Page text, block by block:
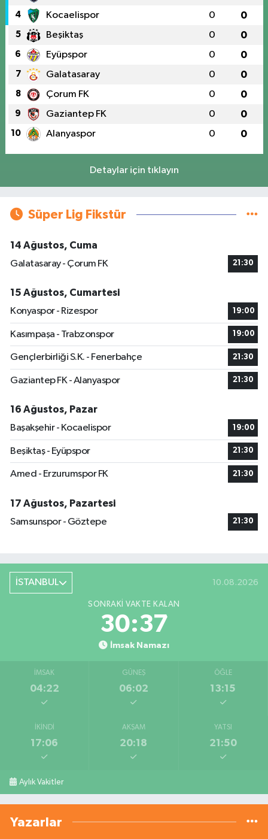
4 Kocaelispor 0 0
5 Beşiktaş 0 0
6 Eyüpspor 0 0
7 Galatasaray 0 0
8 Çorum FK 0 0
9 Gaziantep FK 0 0
10 Alanyaspor 0 0
Detaylar için tıklayın
Süper Lig Fikstür
14 Ağustos, Cuma
Galatasaray - Çorum FK
21:30
15 Ağustos, Cumartesi
Konyaspor - Rizespor
19:00
Kasımpaşa - Trabzonspor 19:00
Gençlerbirliği S.K. - Fenerbahçe 21:30
Gaziantep FK - Alanyaspor 21:30
16 Ağustos, Pazar
Başakşehir - Kocaelispor
19:00
Beşiktaş - Eyüpspor 21:30
Amed - Erzurumspor FK 21:30
17 Ağustos, Pazartesi
Samsunspor - Göztepe
21:30
İSTANBUL 10.08.2026
SONRAKI VAKTE KALAN
30:36
İmsak Namazı
İMSAK
04:22
GÜNEŞ
06:02
ÖĞLE
13:15
İKINDI
17:06
AKŞAM
20:18
YATSI
21:50
Aylık Vakitler
Yazarlar